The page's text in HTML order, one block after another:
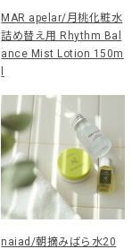
MAR apelar/月桃化粧水
詰め替え用 Rhythm Bal
ance Mist Lotion 150m
naiad/朝摘みばら水20